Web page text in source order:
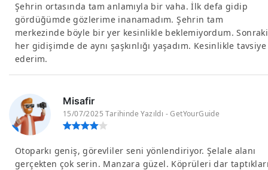
Şehrin ortasında tam anlamıyla bir vaha. İlk defa gidip
gördüğümde gözlerime inanamadım. Şehrin tam
merkezinde böyle bir yer kesinlikle beklemiyordum. Sonraki
her gidişimde de aynı şaşkınlığı yaşadım. Kesinlikle tavsiye
ederim.
Misafir
15/07/2025 Tarihinde Yazıldı - GetYourGuide
Otoparkı geniş, görevliler seni yönlendiriyor. Şelale alanı
gerçekten çok serin. Manzara güzel. Köprüleri dar